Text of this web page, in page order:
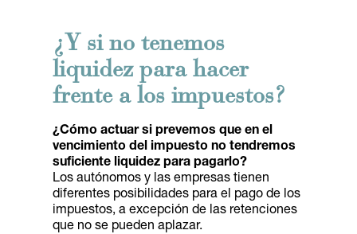
¿Y si no tenemos
liquidez para hacer
frente a los impuestos?
¿Cómo actuar si prevemos que en el
vencimiento del impuesto no tendremos
suficiente liquidez para pagarlo?
Los autónomos y las empresas tienen
diferentes posibilidades para el pago de los
impuestos, a excepción de las retenciones
que no se pueden aplazar.